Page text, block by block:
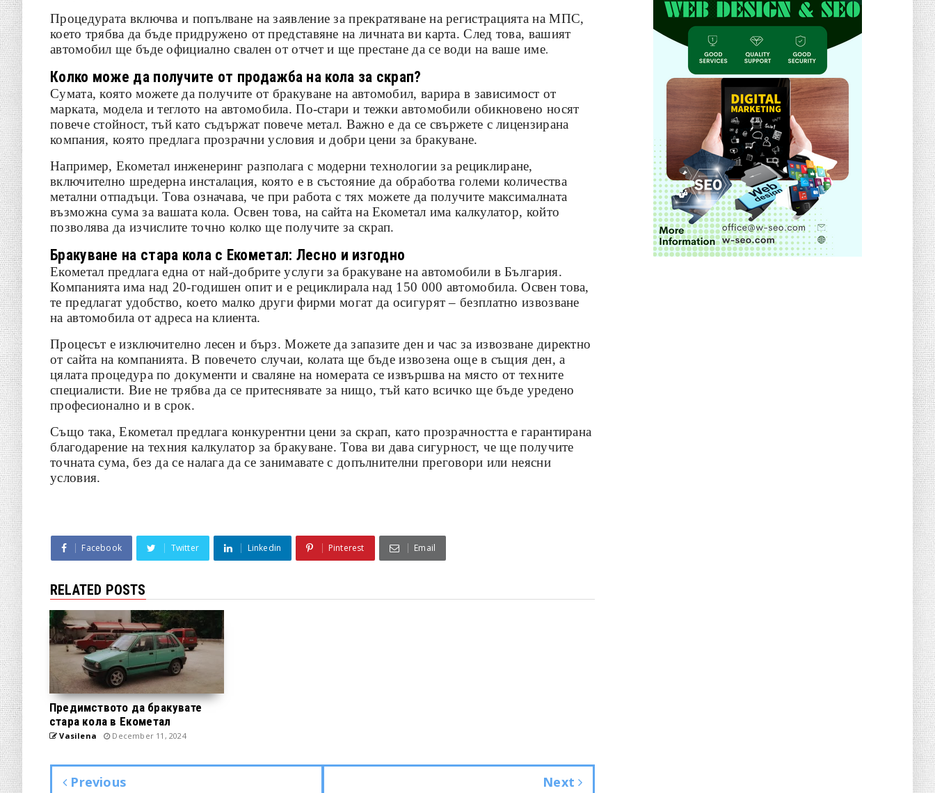
Процедурата включва и попълване на заявление за прекратяване на регистрацията на МПС,
което трябва да бъде придружено от представяне на личната ви карта. След това, вашият
автомобил ще бъде официално свален от отчет и ще престане да се води на ваше име.
Колко може да получите от продажба на кола за скрап?
Сумата, която можете да получите от бракуване на автомобил, варира в зависимост от
марката, модела и теглото на автомобила. По-стари и тежки автомобили обикновено носят
повече стойност, тъй като съдържат повече метал. Важно е да се свържете с лицензирана
компания, която предлага прозрачни условия и добри цени за бракуване.
Например, Екометал инженеринг разполага с модерни технологии за рециклиране,
включително шредерна инсталация, която е в състояние да обработва големи количества
метални отпадъци. Това означава, че при работа с тях можете да получите максималната
възможна сума за вашата кола. Освен това, на сайта на Екометал има калкулатор, който
позволява да изчислите точно колко ще получите за скрап.
Бракуване на стара кола с Екометал: Лесно и изгодно
Екометал предлага една от най-добрите услуги за бракуване на автомобили в България.
Компанията има над 20-годишен опит и е рециклирала над 150 000 автомобила. Освен това,
те предлагат удобство, което малко други фирми могат да осигурят – безплатно извозване
на автомобила от адреса на клиента.
Процесът е изключително лесен и бърз. Можете да запазите ден и час за извозване директно
от сайта на компанията. В повечето случаи, колата ще бъде извозена още в същия ден, а
цялата процедура по документи и сваляне на номерата се извършва на място от техните
специалисти. Вие не трябва да се притеснявате за нищо, тъй като всичко ще бъде уредено
професионално и в срок.
Също така, Екометал предлага конкурентни цени за скрап, като прозрачността е гарантирана
благодарение на техния калкулатор за бракуване. Това ви дава сигурност, че ще получите
точната сума, без да се налага да се занимавате с допълнителни преговори или неясни
условия.
Facebook Twitter Linkedin Pinterest Email
RELATED POSTS
Предимството да бракувате
стара кола в Екометал
Vasilena December 11, 2024
Previous Next